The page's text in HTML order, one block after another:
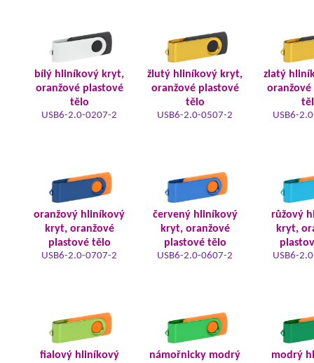
bílý hliníkový kryt,
oranžové plastové
tělo
USB6-2.0-0207-2
žlutý hliníkový kryt,
oranžové plastové
tělo
USB6-2.0-0507-2
zlatý
oranžové
USB6-
oranžový hliníkový
kryt, oranžové
plastové tělo
USB6-2.0-0707-2
červený hliníkový
kryt, oranžové
plastové tělo
USB6-2.0-0607-2
růžový
kryt,
USB6-
fialový hliníkový
námořnicky modrý
modrý